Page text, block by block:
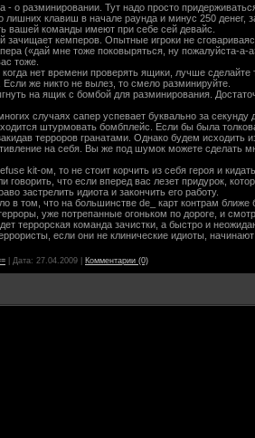
- о разминировании. Тут надо просто
лишних клавиш в начале раунда и минус 250
вашей команды имеют при себе сей девайс.
зачищает кемперов. Опытные игроки не
(«дай мне тоже поковыряться, ну пожалуйста-
тоже.
нет времени проверять ящики, лучше
же никто не вылез, то смело разминируйте.
на ящик с бомбой для разминирования.
случаях сапер успевает буквально за
штурмовать бомбплейс. Если бы была
терроров гранатами. Однако будем
на себя. Вы же под шумок можете сделать
kit-ом, то не стоит корчить из себя героя и
что если вперед вас лезет придурок,
застрелить идиота и закончить его работу.
в том, что на большинстве de_ карт контрам
уже потрепанные огоньком по дороге, и
террорская команда зачистки, а быстро и
если они не клинические идиоты,
Дата: 27.04.2009 Комментарии (0)